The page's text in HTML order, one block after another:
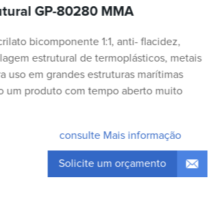
GP-80280 MMA
bicomponente 1:1, anti- flacidez,
estrutural de termoplásticos, metais
uso em grandes estruturas marítimas
um produto com tempo aberto muito
consulte Mais informação
Solicite um orçamento